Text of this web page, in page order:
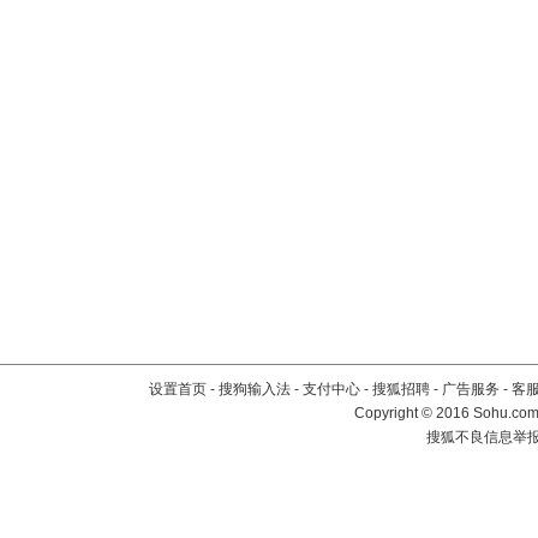
设置首页 - 搜狗输入法 - 支付中心 - 搜狐招聘 - 广告服务 - 客
Copyright©2016
搜狐不良信息举